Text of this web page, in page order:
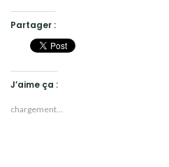
Partager :
J’aime ça :
chargement…